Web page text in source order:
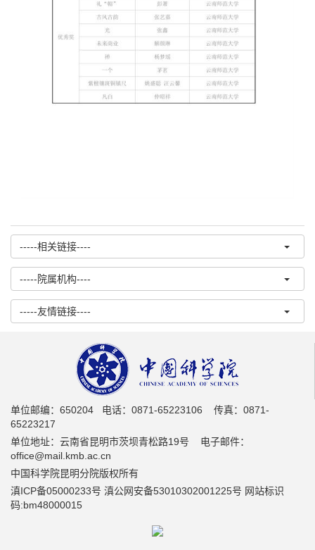
-----相关链接----
-----院属机构----
-----友情链接----
单位邮编：650204 电话：0871-65223106 传真：0871-
65223217
单位地址：云南省昆明市茨坝青松路19号 电子邮件：
office@mail.kmb.ac.cn
中国科学院昆明分院版权所有
滇ICP备05000233号 滇公网安备53010302001225号 网站标识
码:bm48000015